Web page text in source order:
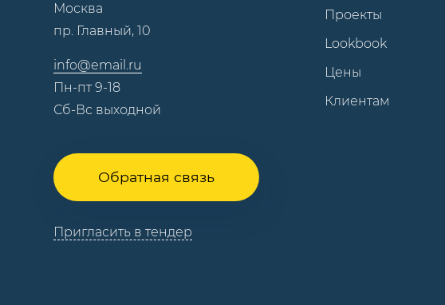
Москва
пр. Главный, 10
info@email.ru
Пн-пт 9-18
Сб-Вс выходной
Обратная связь
Пригласить в тендер
Проекты
Lookbook
Цены
Клиентам